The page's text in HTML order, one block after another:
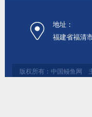
地址：
福建省福清
版权所有：中国鳗鱼网